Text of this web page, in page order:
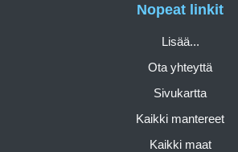
Nopeat linkit
Lisää...
Ota yhteyttä
Sivukartta
Kaikki mantereet
Kaikki maat